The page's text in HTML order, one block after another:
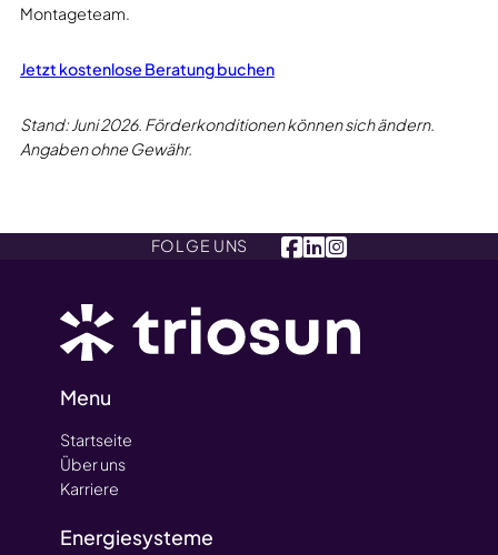
Montageteam.
Jetzt kostenlose Beratung buchen
Stand: Juni 2026. Förderkonditionen können sich ändern.
Angaben ohne Gewähr.
FOLGE UNS
Menu
Startseite
Über uns
Karriere
Energiesysteme